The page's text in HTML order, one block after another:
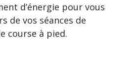
d’énergie pour vous
de vos séances de
course à pied.